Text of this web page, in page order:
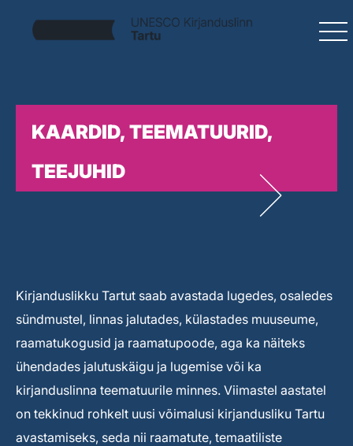
KAARDID, TEEMATUURID,
TEEJUHID
Kirjanduslikku Tartut saab avastada lugedes, osaledes
sündmustel, linnas jalutades, külastades muuseume,
raamatukogusid ja raamatupoode, aga ka näiteks
ühendades jalutuskäigu ja lugemise või ka
kirjanduslinna teematuurile minnes. Viimastel aastatel
on tekkinud rohkelt uusi võimalusi kirjandusliku Tartu
avastamiseks, seda nii raamatute, temaatiliste